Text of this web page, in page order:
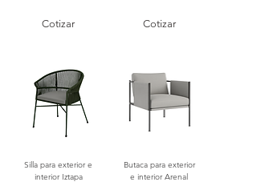
Cotizar Cotizar
Silla para exterior e
interior Iztapa
Butaca para exterior
e interior Arenal